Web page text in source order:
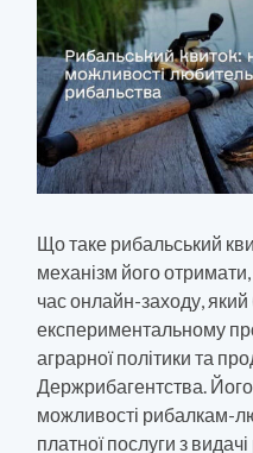
Що таке рибальський
механізм його
час онлайн-заходу,
експериментальному
аграрної політики та
Держрибагентства.
можливості рибалкам-
платної послуги з